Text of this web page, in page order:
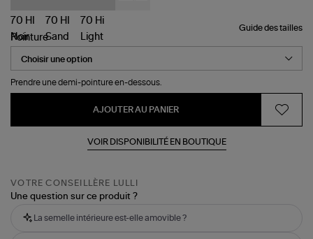
Guide des tailles
Pointure
Prendre une demi-pointure en-dessous.
AJOUTER AU PANIER
VOIR DISPONIBILITÉ EN BOUTIQUE
VOTRE CONSEILLÈRE LULLI
Une question sur ce produit ?
La semelle intérieure est-elle amovible ?